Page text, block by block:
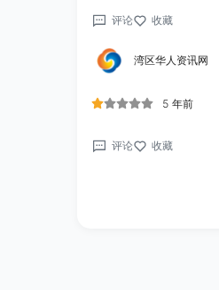
评论 收藏
湾区华人资讯网
5 年前
评论 收藏